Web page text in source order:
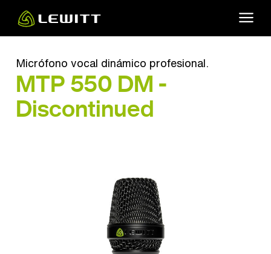
main
Micrófono vocal dinámico profesional.
MTP 550 DM -
Discontinued